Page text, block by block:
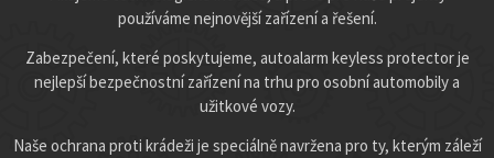
používáme nejnovější zařízení a řešení.
Zabezpečení, které poskytujeme, autoalarm keyless protector je
nejlepší bezpečnostní zařízení na trhu pro osobní automobily a
užitkové vozy.
Naše ochrana proti krádeži je speciálně navržena pro ty, kterým záleží